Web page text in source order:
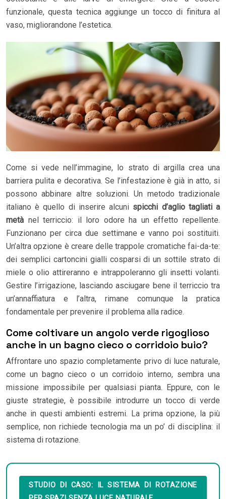
funzionale, questa tecnica aggiunge un tocco di finitura al
vaso, migliorandone l’estetica.
Come si vede nell’immagine, lo strato di argilla crea una
barriera pulita e decorativa. Se l’infestazione è già in atto, si
possono abbinare altre soluzioni. Un metodo tradizionale
italiano è quello di inserire alcuni spicchi d’aglio tagliati a
metà nel terriccio: il loro odore ha un effetto repellente.
Funzionano per circa due settimane e vanno poi sostituiti.
Un’altra opzione è creare delle trappole cromatiche fai-da-te:
dei semplici cartoncini gialli cosparsi di un sottile strato di
miele o olio attireranno e intrappoleranno gli insetti volanti.
Gestire l’irrigazione, lasciando asciugare bene il terriccio tra
un’annaffiatura e l’altra, rimane comunque la pratica
fondamentale per prevenire il problema alla radice.
Come coltivare un angolo verde rigoglioso
anche in un bagno cieco o corridoio buio?
Affrontare uno spazio completamente privo di luce naturale,
come un bagno cieco o un corridoio interno, sembra una
missione impossibile per qualsiasi pianta. Eppure, con le
giuste strategie, è possibile introdurre un tocco di verde
anche in questi ambienti estremi. La prima opzione, la più
semplice, non richiede tecnologia ma un po’ di disciplina: il
sistema di rotazione.
STUDIO DI CASO: IL SISTEMA DI ROTAZIONE